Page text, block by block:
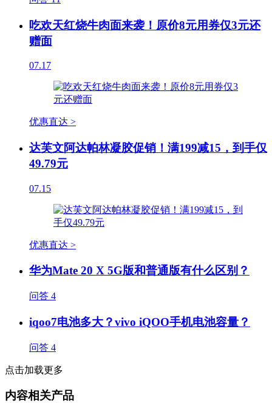
吃欢天红烧牛肉面来袭！原价8元用券仅3元还
赠面
07.17
优惠直达 >
达芙文阿达帕林凝胶促销！满199减15，到手仅
49.79元
07.15
优惠直达 >
华为Mate 20 X 5G版和普通版有什么区别？
问答 4
iqoo7电池多大？vivo iQOO手机电池容量？
问答 4
点击加载更多
内容相关产品